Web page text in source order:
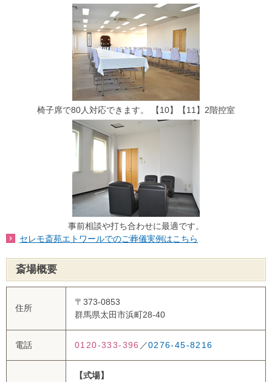
椅子席で80人対応できます。 【10】【11】2階控室
事前相談や打ち合わせに最適です。
セレモ斎苑エトワールでのご葬儀実例はこちら
斎場概要
住所
〒373-0853
群馬県太田市浜町28-40
電話 0120-333-396 ／0276-45-8216
【式場】